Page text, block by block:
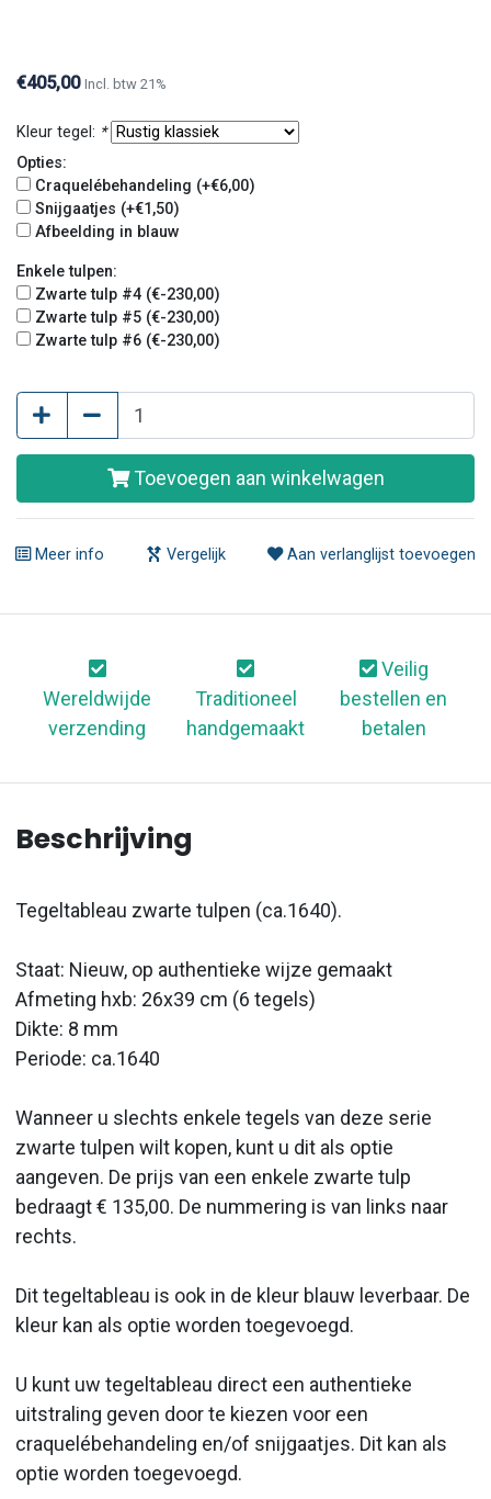
€405,00 Incl. btw 21%
Kleur tegel: *
Opties:
Craquelébehandeling (+€6,00)
Snijgaatjes (+€1,50)
Afbeelding in blauw
Enkele tulpen:
Zwarte tulp #4 (€-230,00)
Zwarte tulp #5 (€-230,00)
Zwarte tulp #6 (€-230,00)
Toevoegen aan winkelwagen
Meer info Vergelijk Aan verlanglijst toevoegen
Wereldwijde
verzending
Traditioneel
handgemaakt
Veilig
bestellen en
betalen
Beschrijving
Tegeltableau zwarte tulpen (ca.1640).
Staat: Nieuw, op authentieke wijze gemaakt
Afmeting hxb: 26x39 cm (6 tegels)
Dikte: 8 mm
Periode: ca.1640
Wanneer u slechts enkele tegels van deze serie
zwarte tulpen wilt kopen, kunt u dit als optie
aangeven. De prijs van een enkele zwarte tulp
bedraagt € 135,00. De nummering is van links naar
rechts.
Dit tegeltableau is ook in de kleur blauw leverbaar. De
kleur kan als optie worden toegevoegd.
U kunt uw tegeltableau direct een authentieke
uitstraling geven door te kiezen voor een
craquelébehandeling en/of snijgaatjes. Dit kan als
optie worden toegevoegd.